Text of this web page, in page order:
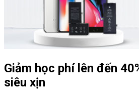
Giảm học phí lên đến
siêu xịn